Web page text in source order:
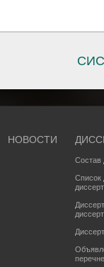
НОВОСТИ
Состав
Список